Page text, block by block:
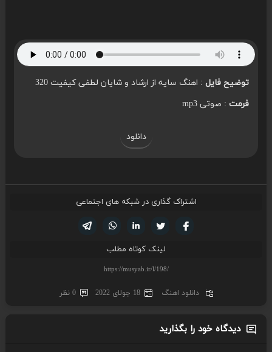
توضیح فایل: اهنگ سایه از ارشاد و شایان لطفی کیفیت 320
فرمت: صوتی mp3
دانلود
اشتراک گذاری در شبکه های اجتماعی
لینکدین تویتر
فیسوک
لینک کوتاه مطلب
دانلود اهنگ 18 جولای 2022 0 نظر
دیدگاه خود را بگذارید